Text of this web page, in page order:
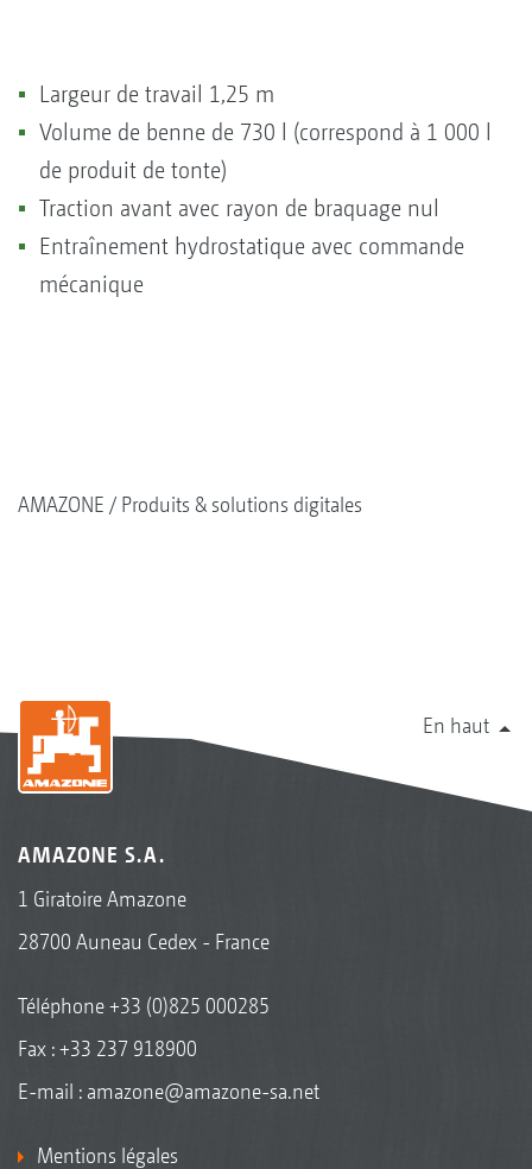
Largeur de travail 1,25 m
Volume de benne de 730 l (correspond à 1 000 l
de produit de tonte)
Traction avant avec rayon de braquage nul
Entraînement hydrostatique avec commande
mécanique
AMAZONE Produits & solutions digitales
En haut
AMAZONE S.A.
1 Giratoire Amazone
28700 Auneau Cedex - France
Téléphone+33 (0)825 000285
Fax : +33 237 918900
E-mail : amazone@amazone-sa.net
Mentions légales